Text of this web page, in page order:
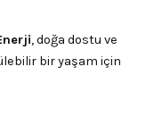
, doğa dostu ve
bir yaşam için